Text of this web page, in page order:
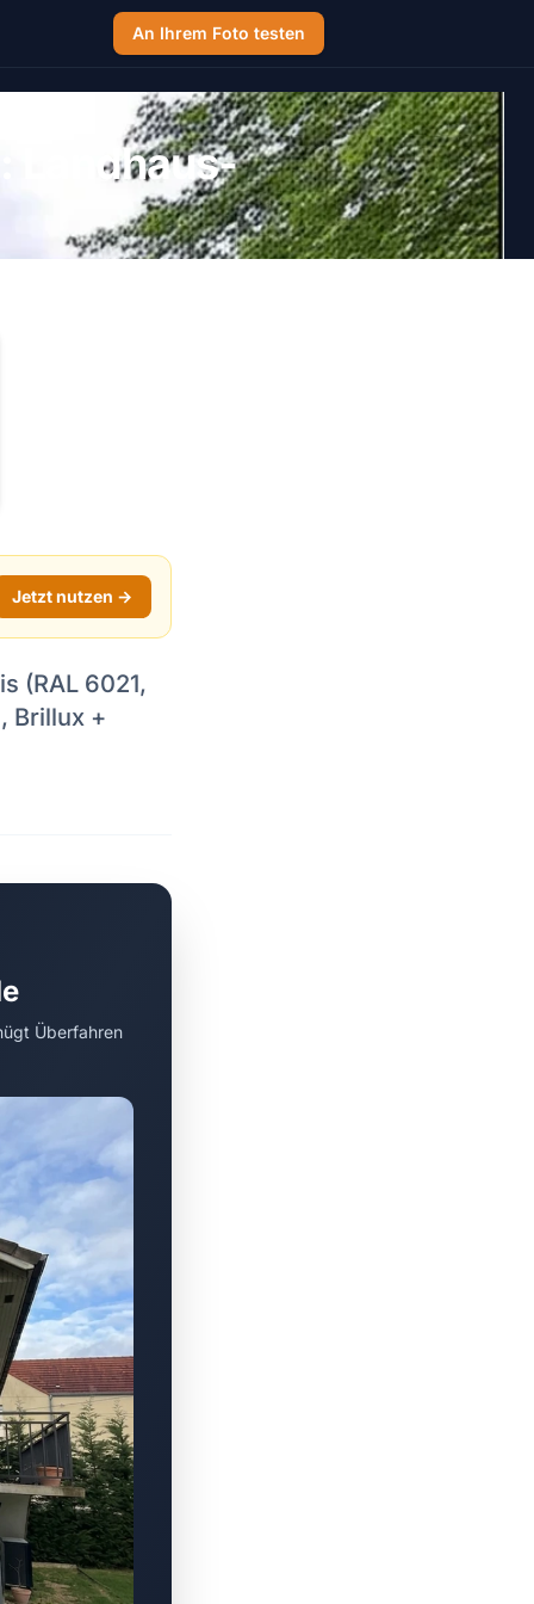
An Ihrem Foto testen
Landhaus-
Jetzt nutzen →
(RAL 6021,
Brillux +
Überfahren